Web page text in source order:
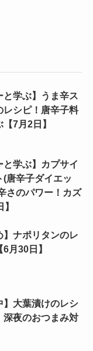
と学ぶ】うま辛ス
レシピ！唐辛子料
7月2日】
と学ぶ】カプサイ
(唐辛子ダイエッ
さのパワー！カズ
】ナポリタンのレ
月30日】
】大葉漬けのレシ
深夜のおつまみ対